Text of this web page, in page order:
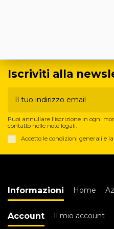
Iscriviti alla
Puoi annullare l'iscrizione in ogni
contatto nelle note legali.
Accetto le condizioni generali e
Informazioni Home
Account Il mio account